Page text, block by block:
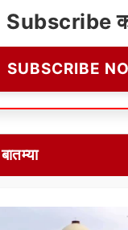
Subscribe
SUBSCRIBE